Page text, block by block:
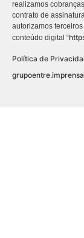
realizamos
contrato de
autorizamos
conteúdo digital “
Política de